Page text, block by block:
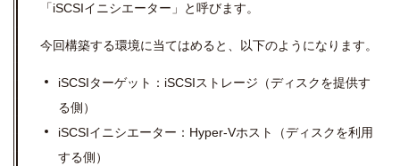
「iSCSIイニシエーター」と呼びます。
今回構築する環境に当てはめると、以下のようになります。
iSCSIターゲット：iSCSIストレージ（ディスクを提供す
る側）
iSCSIイニシエーター：Hyper-Vホスト（ディスクを利用
する側）